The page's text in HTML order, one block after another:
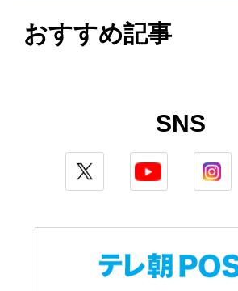
おすすめ記事
SNS
twitter youtube